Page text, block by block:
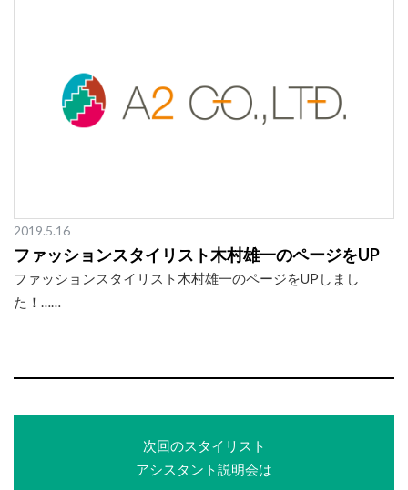
2019.5.16
ファッションスタイリスト木村雄一のページをUP
ファッションスタイリスト木村雄一のページをUPしまし
た！……
次回のスタイリスト
アシスタント説明会は